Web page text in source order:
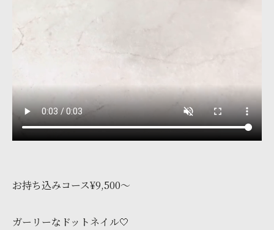
お持ち込みコース¥9,500〜
ガーリーなドットネイル🤍